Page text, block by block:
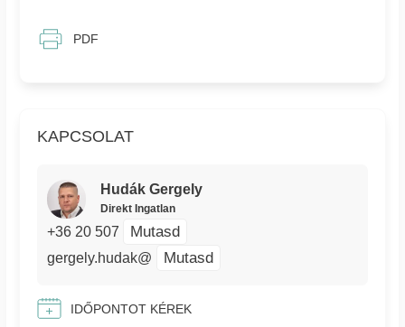
KAPCSOLAT
Hudák Gergely
Direkt Ingatlan
+36 20 507 Mutasd
gergely.hudak@ Mutasd
IDŐPONTOT KÉREK
PDF